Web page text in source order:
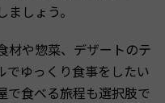
しょう。
材や惣菜、デザートのテ
でゆっくり食事をしたい
で食べる旅程も選択肢で